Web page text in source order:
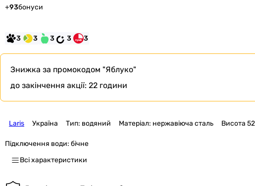
+93бонуси
3 3 3 3 3
Знижка за промокодом "Яблуко"
до закінчення акції: 22 години
Laris Україна Тип: водяний Матеріал: нержавіюча сталь Висота
Підключення води: бічне
Всі характеристики